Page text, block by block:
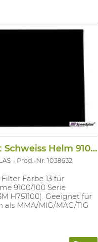
Filter/13 Aut Schweiss Helm 9100/100
Prod.-Nr. 1038632
Farbe 13 für
9100/100 Serie
H751100). Geeignet für
als MMA/MIG/MAG/TIG